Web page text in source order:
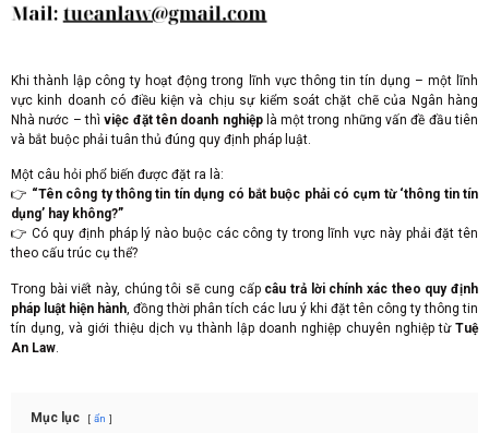
Khi thành lập công ty hoạt động trong lĩnh vực thông tin tín dụng – một lĩnh
vực kinh doanh có điều kiện và chịu sự kiểm soát chặt chẽ của Ngân hàng
Nhà nước – thìviệc đặt tên doanh nghiệplà một trong những vấn đề đầu tiên
và bắt buộc phải tuân thủ đúng quy định pháp luật.
Một câu hỏi phổ biến được đặt ra là:
👉 “Tên công ty thông tin tín dụng có bắt buộc phải có cụm từ ‘thông tin tín
dụng’ hay không?”
👉 Có quy định pháp lý nào buộc các công ty trong lĩnh vực này phải đặt tên
theo cấu trúc cụ thể?
Trong bài viết này, chúng tôi sẽ cung cấp câu trả lời chính xác theo quy định
pháp luật hiện hành , đồng thời phân tích các lưu ý khi đặt tên công ty thông tin
tín dụng, và giới thiệu dịch vụ thành lập doanh nghiệp chuyên nghiệp từ Tuệ
An Law
Mục lục ẩn